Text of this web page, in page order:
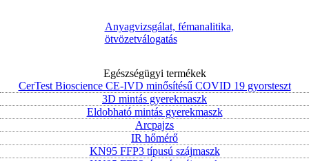
Anyagvizsgálat, fémanalitika,
ötvözetválogatás
Egészségügyi termékek
CerTest Bioscience CE-IVD minősítésű COVID 19 gyorsteszt
3D mintás gyerekmaszk
Eldobható mintás gyerekmaszk
Arcpajzs
IR hőmérő
KN95 FFP3 típusú szájmaszk